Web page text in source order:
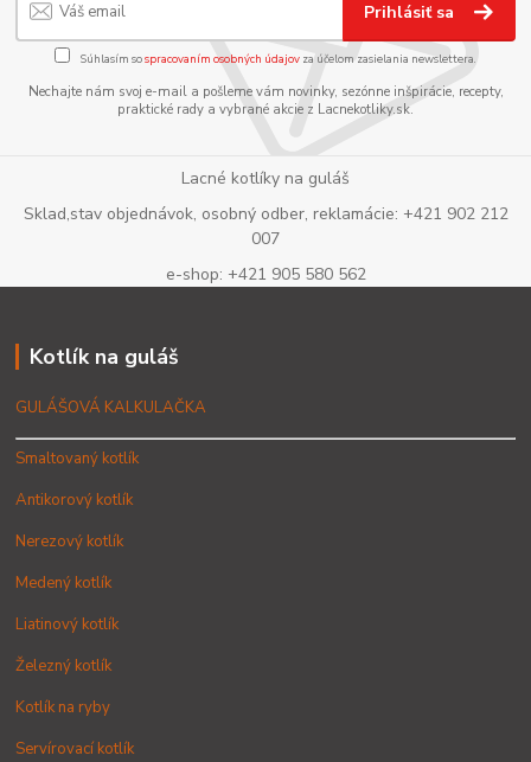
Prihlásiť sa
Súhlasím sospracovaním osobných údajov za účelom zasielania newslettera.
Nechajte nám svoj e-mail a pošleme vám novinky, sezónne inšpirácie, recepty,
praktické rady a vybrané akcie z Lacnekotliky.sk.
Lacné kotlíky na guláš
Sklad,stav objednávok, osobný odber, reklamácie: +421 902 212
007
e-shop: +421 905 580 562
Kotlík na guláš
GULÁŠOVÁ KALKULAČKA
Smaltovaný kotlík
Antikorový kotlík
Nerezový kotlík
Medený kotlík
Liatinový kotlík
Železný kotlík
Kotlík na ryby
Servírovací kotlík